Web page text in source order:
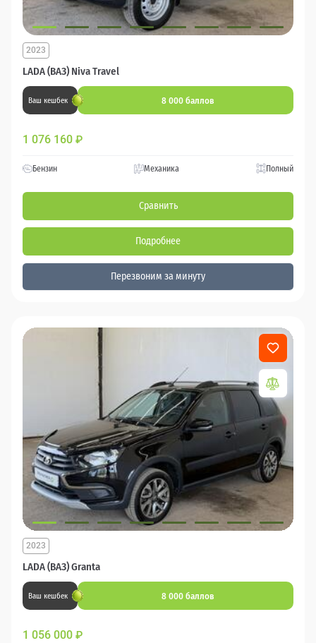
LADA (ВАЗ) Niva Travel
2023
Ваш кешбек 8 000 баллов
1 076 160 ₽
Бензин Механика Полный
Сравнить
Подробнее
Перезвоним за минуту
LADA (ВАЗ) Granta
2023
Ваш кешбек 8 000 баллов
1 056 000 ₽